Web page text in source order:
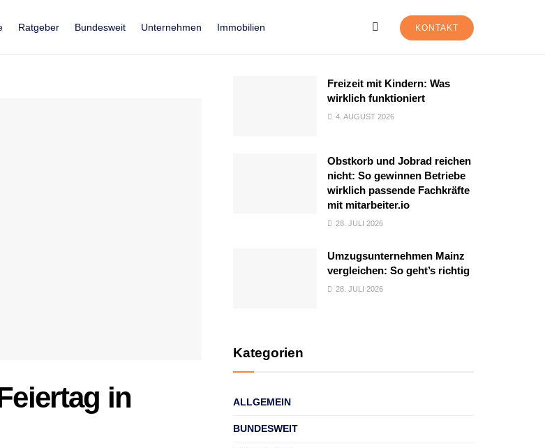
Ratgeber Bundesweit Unternehmen Immobilien KONTAKT
in
Freizeit mit Kindern: Was
wirklich funktioniert
4. AUGUST 2026
Obstkorb und Jobrad reichen
nicht: So gewinnen Betriebe
wirklich passende Fachkräfte
mit mitarbeiter.io
28. JULI 2026
Umzugsunternehmen Mainz
vergleichen: So geht’s richtig
28. JULI 2026
Kategorien
ALLGEMEIN
BUNDESWEIT